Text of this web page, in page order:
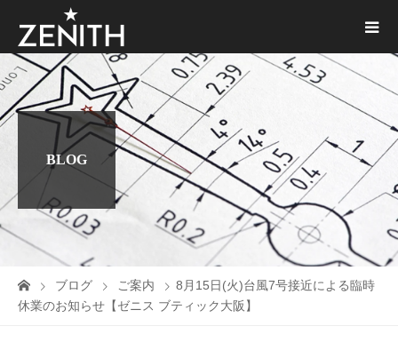
BLOG
ブログ ご案内
8月15日(火)台風7号接近による臨時
休業のお知らせ【ゼニス ブティック大阪】